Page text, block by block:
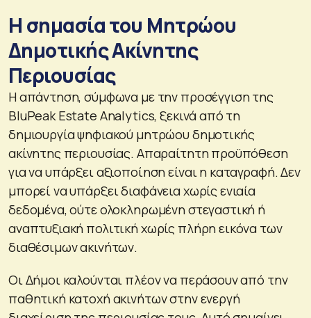
Η σημασία του Μητρώου
Δημοτικής Ακίνητης
Περιουσίας
Η απάντηση, σύμφωνα με την προσέγγιση της
BluPeak Estate Analytics, ξεκινά από τη
δημιουργία ψηφιακού μητρώου δημοτικής
ακίνητης περιουσίας. Απαραίτητη προϋπόθεση
για να υπάρξει αξιοποίηση είναι η καταγραφή. Δεν
μπορεί να υπάρξει διαφάνεια χωρίς ενιαία
δεδομένα, ούτε ολοκληρωμένη στεγαστική ή
αναπτυξιακή πολιτική χωρίς πλήρη εικόνα των
διαθέσιμων ακινήτων.
Οι Δήμοι καλούνται πλέον να περάσουν από την
παθητική κατοχή ακινήτων στην ενεργή